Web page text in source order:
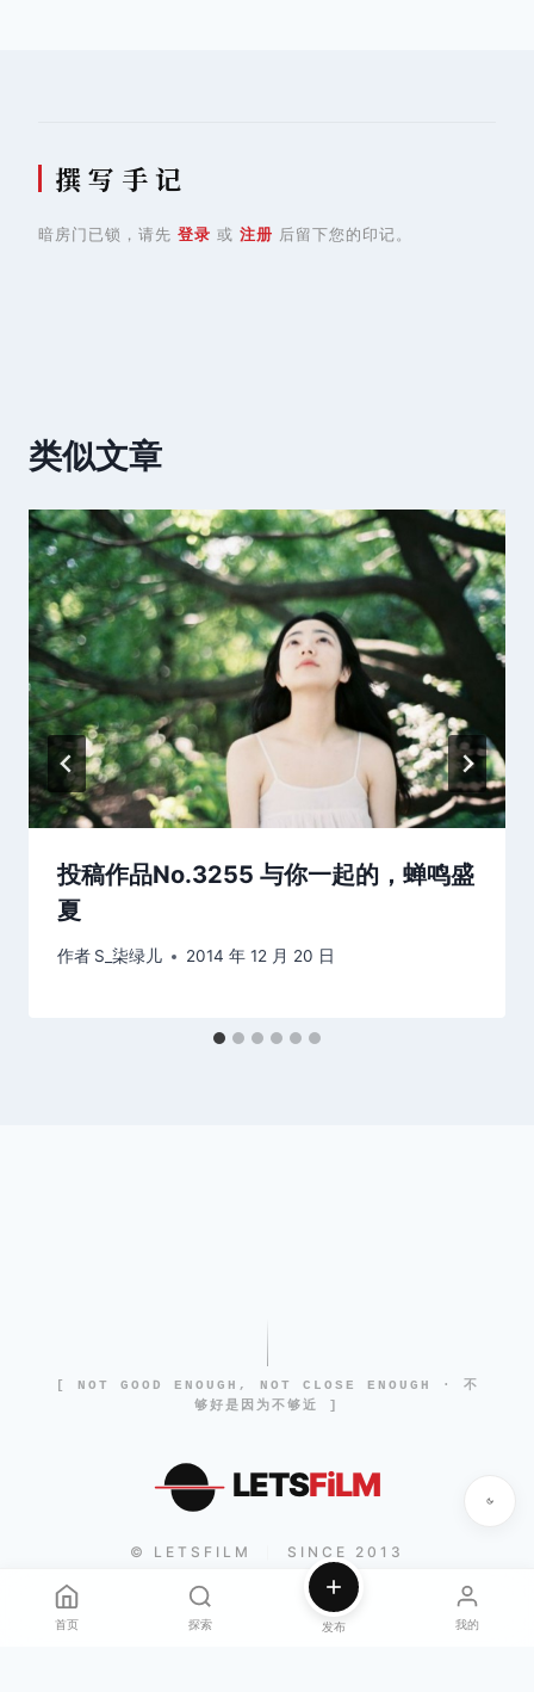
撰 写 手 记
暗房门已锁，请先 登录 或 注册 后留下您的印记。
类似文章
投稿作品No.3255 与你一起的，蝉鸣盛
夏
作者 S_柒绿儿 2014 年 12 月 20 日
[ NOT GOOD ENOUGH, NOT CLOSE ENOUGH · 不
够好是因为不够近 ]
LETSFiLM
© LETSFILM SINCE 2013
首页 探索 发布 我的